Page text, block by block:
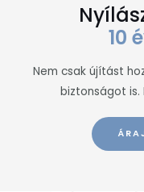
10
Nem csak újítást
biztonságot